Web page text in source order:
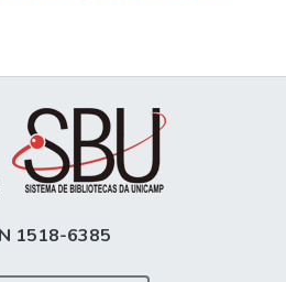
1518-6385